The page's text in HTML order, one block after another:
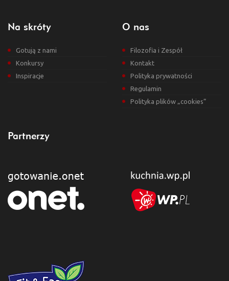
Na skróty
Gotują z nami
Konkursy
Inspiracje
O nas
Filozofia i Zespół
Kontakt
Polityka prywatności
Regulamin
Polityka plików „cookies”
Partnerzy